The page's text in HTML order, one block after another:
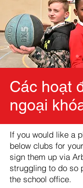
Các hoạt
ngoại
If you would like a
below clubs for
sign them up via
struggling to do so
the school office.